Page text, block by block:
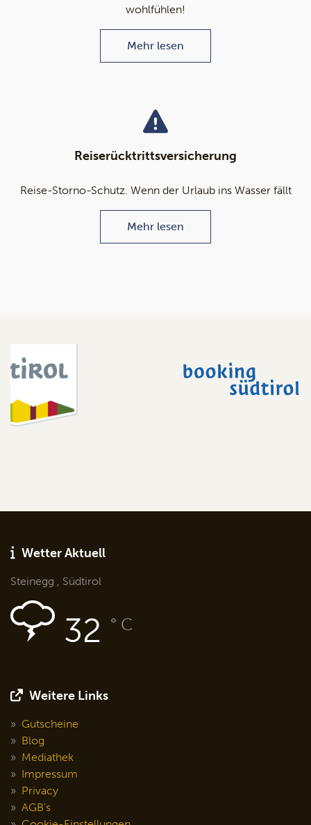
wohlfühlen!
Mehr lesen
Reiserücktrittsversicherung
Reise-Storno-Schutz. Wenn der Urlaub ins Wasser fällt
Mehr lesen
Wetter Aktuell
Steinegg , Südtirol
32 ° C
Weitere Links
Gutscheine
Blog
Mediathek
Impressum
Privacy
AGB's